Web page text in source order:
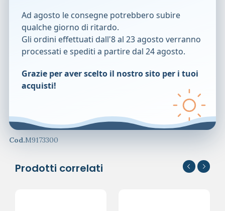
panthenolo.
Modalit&agrave; d’uso
Applicare al mattino dopo la doccia su ascelle asciutte.
con acqua tiepida.
Agitare bene prima dell’uso.
Contenitore da 50 ml
Cod.M9173300
Prodotti correlati
Ad agosto le consegne potrebbero subire
qualche giorno di ritardo.
Gli ordini effettuati dall'8 al 23 agosto verranno
processati e spediti a partire dal 24 agosto.
Grazie per aver scelto il nostro sito per i tuoi
acquisti!